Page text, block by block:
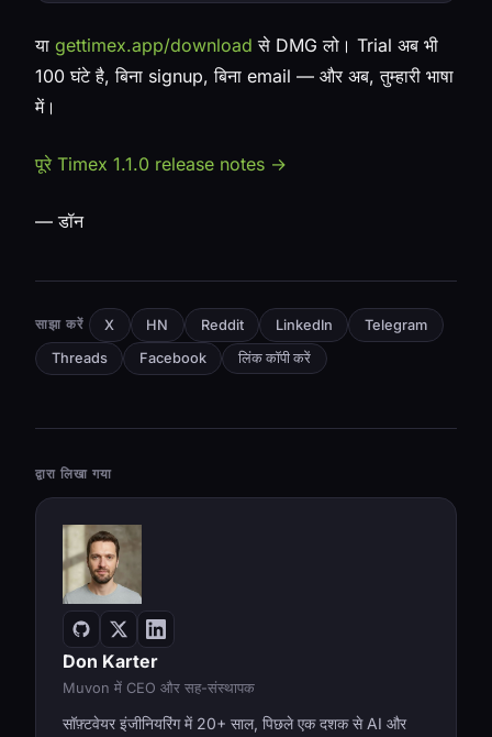
या gettimex.app/download से DMG लो। Trial अब भी
100 घंटे है, बिना signup, बिना email — और अब, तुम्हारी भाषा
में।
पूरे Timex 1.1.0 release notes →
— डॉन
साझा करें X HN Reddit LinkedIn Telegram
Threads Facebook लिंक कॉपी करें
द्वारा लिखा गया
Don Karter
Muvon में CEO और सह-संस्थापक
सॉफ़्टवेयर इंजीनियरिंग में 20+ साल, पिछले एक दशक से AI और